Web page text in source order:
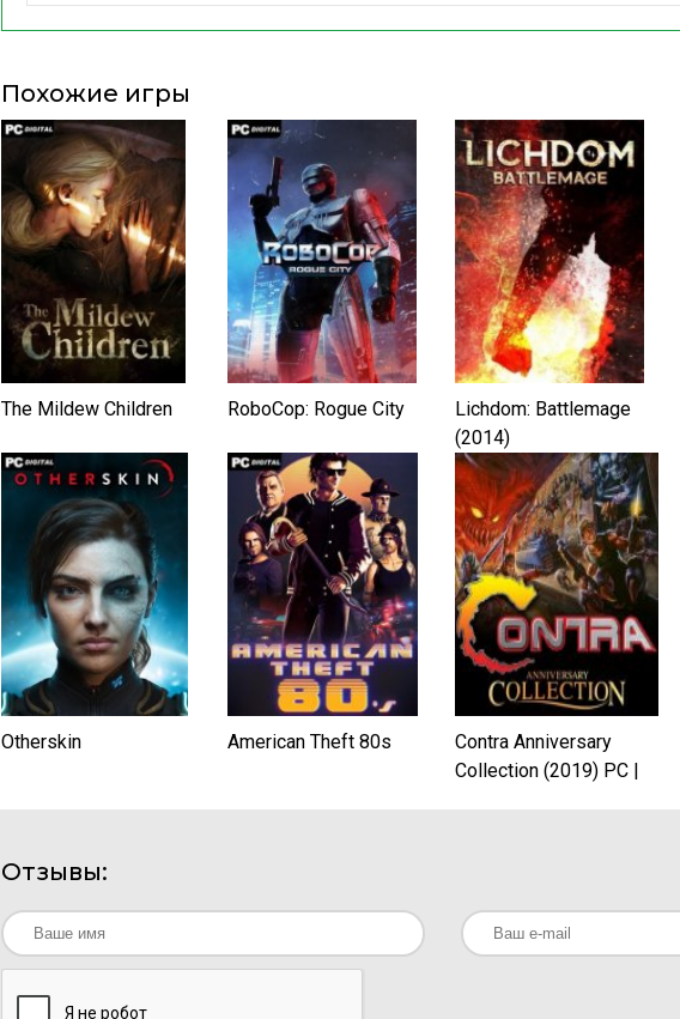
Похожие игры
The Mildew Children RoboCop: Rogue City
Lichdom: Battlemage
(2014)
Otherskin American Theft 80s
Contra Anniversary
Collection (2019) PC |
Отзывы: